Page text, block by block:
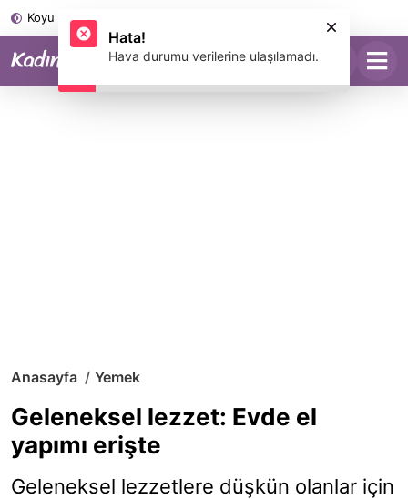
Koyu Mod
Anasayfa Yemek
Geleneksel lezzet: Evde el
yapımı erişte
Geleneksel lezzetlere düşkün olanlar için